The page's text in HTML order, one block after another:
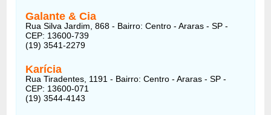
Galante & Cia
Rua Silva Jardim, 868 - Bairro: Centro - Araras - SP -
CEP: 13600-739
(19) 3541-2279
Karícia
Rua Tiradentes, 1191 - Bairro: Centro - Araras - SP -
CEP: 13600-071
(19) 3544-4143